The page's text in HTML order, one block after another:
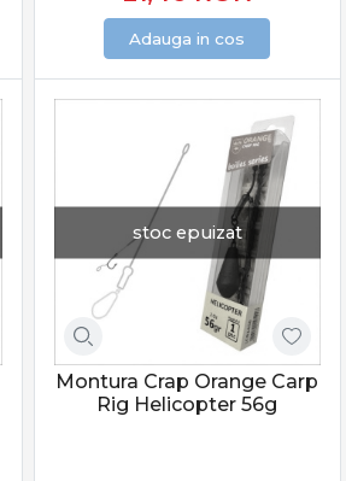
Adauga in cos
stoc epuizat
Montura Crap Orange Carp
Rig Helicopter 56g